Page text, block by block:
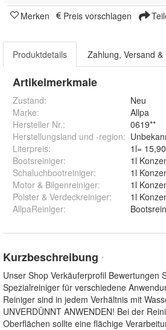
Merken Preis vorschlagen
Produktdetails Zahlung, Versand &
Artikelmerkmale
Zustand:
Neu
Marke:
Allpa
Hersteller Nr.:
0619**
Herstellungsland und -region:
Literpreis:
1l= 15,90
Bootsreiniger:
1l
Schaluchbootreiniger:
1l
Motor & Bilgenreiniger:
1l
Polster & Verdeckreiniger:
1l
AllpaReiniger:
Kurzbeschreibung *
Unser Shop Verkäuferprofil Bewertungen
Spezialreiniger für verschiedene
Reiniger sind in jedem Verhältnis mit
UNVERDÜNNT ANWENDEN! Bei der
Oberflächen sollte eine flächige